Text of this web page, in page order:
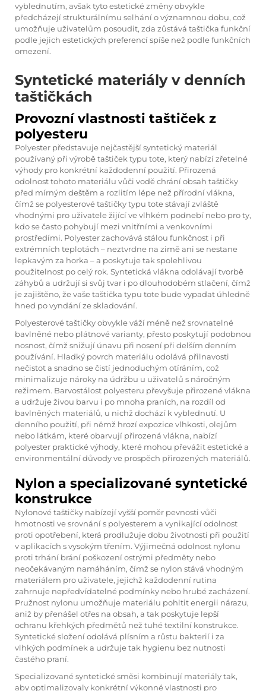
vyblednutím, avšak tyto estetické změny obvykle
předcházejí strukturálnímu selhání o významnou dobu, což
umožňuje uživatelům posoudit, zda zůstává taštička funkční
podle jejich estetických preferencí spíše než podle funkčních
omezení.
Syntetické materiály v denních
taštičkách
Provozní vlastnosti taštiček z
polyesteru
Polyester představuje nejčastější syntetický materiál
používaný při výrobě taštiček typu tote, který nabízí zřetelné
výhody pro konkrétní každodenní použití. Přirozená
odolnost tohoto materiálu vůči vodě chrání obsah taštičky
před mírným deštěm a rozlitím lépe než přírodní vlákna,
čímž se polyesterové taštičky typu tote stávají zvláště
vhodnými pro uživatele žijící ve vlhkém podnebí nebo pro ty,
kdo se často pohybují mezi vnitřními a venkovními
prostředími. Polyester zachovává stálou funkčnost i při
extrémních teplotách – neztvrdne na zimě ani se nestane
lepkavým za horka – a poskytuje tak spolehlivou
použitelnost po celý rok. Syntetická vlákna odolávají tvorbě
záhybů a udržují si svůj tvar i po dlouhodobém stlačení, čímž
je zajištěno, že vaše taštička typu tote bude vypadat úhledně
hned po vyndání ze skladování.
Polyesterové taštičky obvykle váží méně než srovnatelné
bavlněné nebo plátnové varianty, přesto poskytují podobnou
nosnost, čímž snižují únavu při nosení při delším denním
používání. Hladký povrch materiálu odolává přilnavosti
nečistot a snadno se čistí jednoduchým otíráním, což
minimalizuje nároky na údržbu u uživatelů s náročným
režimem. Barvostálost polyesteru převyšuje přirozené vlákna
a udržuje živou barvu i po mnoha praních, na rozdíl od
bavlněných materiálů, u nichž dochází k vyblednutí. U
denního použití, při němž hrozí expozice vlhkosti, olejům
nebo látkám, které obarvují přirozená vlákna, nabízí
polyester praktické výhody, které mohou převážit estetické a
environmentální důvody ve prospěch přirozených materiálů.
Nylon a specializované syntetické
konstrukce
Nylonové taštičky nabízejí vyšší poměr pevnosti vůči
hmotnosti ve srovnání s polyesterem a vynikající odolnost
proti opotřebení, která prodlužuje dobu životnosti při použití
v aplikacích s vysokým třením. Výjimečná odolnost nylonu
proti trhání brání poškození ostrými předměty nebo
neočekávaným namáháním, čímž se nylon stává vhodným
materiálem pro uživatele, jejichž každodenní rutina
zahrnuje nepředvídatelné podmínky nebo hrubé zacházení.
Pružnost nylonu umožňuje materiálu pohltit energii nárazu,
aniž by přenášel otřes na obsah, a tak poskytuje lepší
ochranu křehkých předmětů než tuhé textilní konstrukce.
Syntetické složení odolává plísním a růstu bakterií i za
vlhkých podmínek a udržuje tak hygienu bez nutnosti
častého praní.
Specializované syntetické směsi kombinují materiály tak,
aby optimalizovaly konkrétní výkonné vlastnosti pro